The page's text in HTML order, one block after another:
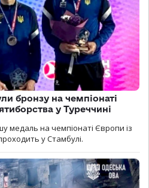
бронзу на чемпіонаті
у Туреччині
медаль на чемпіонаті Європи із
у Стамбулі.